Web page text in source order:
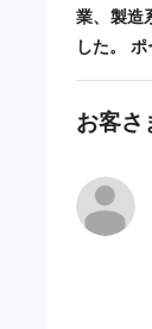
業、製造
した。
お客さ